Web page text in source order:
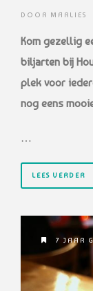
DOOR MARLIES
Kom gezellig
biljarten bij
plek voor
nog eens
…
LEES VERDER
7 JAAR